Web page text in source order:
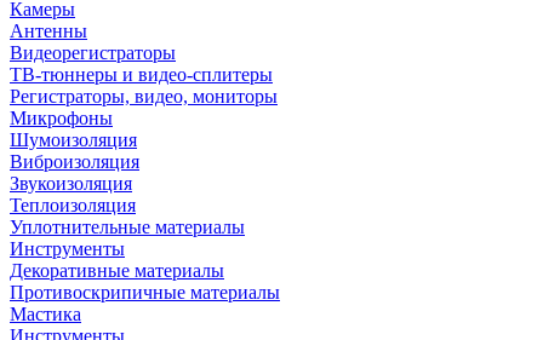
Камеры
Антенны
Видеорегистраторы
ТВ-тюннеры и видео-сплитеры
Регистраторы, видео, мониторы
Микрофоны
Шумоизоляция
Виброизоляция
Звукоизоляция
Теплоизоляция
Уплотнительные материалы
Инструменты
Декоративные материалы
Противоскрипичные материалы
Мастика
Инструменты